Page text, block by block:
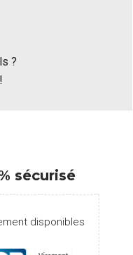
?
!
sécurisé
disponibles